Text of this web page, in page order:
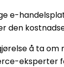
e-
den
å ta om
eksperter